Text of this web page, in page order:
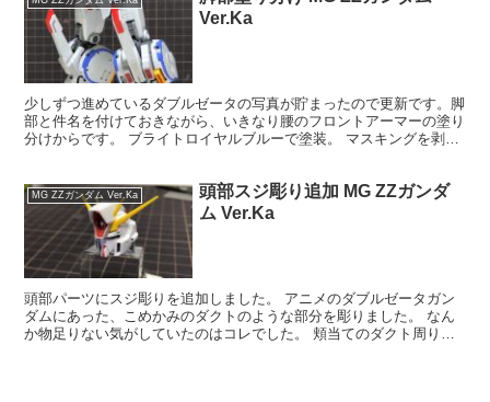
Ver.Ka
少しずつ進めているダブルゼータの写真が貯まったので更新です。脚
部と件名を付けておきながら、いきなり腰のフロントアーマーの塗り
分けからです。 ブライトロイヤルブルーで塗装。 マスキングを剥が
MG ZZガンダム Ver.Ka
頭部スジ彫り追加 MG ZZガンダ
ム Ver.Ka
頭部パーツにスジ彫りを追加しました。 アニメのダブルゼータガン
ダムにあった、こめかみのダクトのような部分を彫りました。 なん
か物足りない気がしていたのはコレでした。 頬当てのダクト周りに